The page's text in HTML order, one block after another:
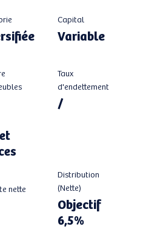
Capital
Variable
Taux
d'endettement
/
nette
Distribution
(Nette)
Objectif
6,5%